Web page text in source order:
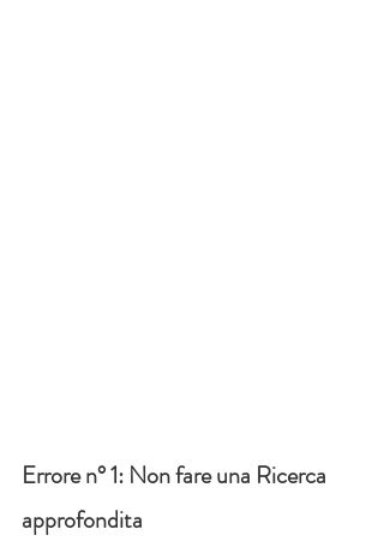
Errore n° 1: Non fare una Ricerca
approfondita